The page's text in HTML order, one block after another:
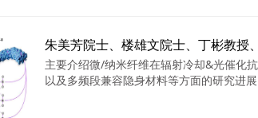
主要介绍微/纳米纤维在辐射冷却&光催化
以及多频段兼容隐身材料等方面的研究进展